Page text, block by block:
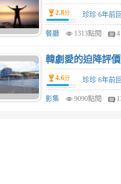
2.8分 珍珍 6年前
餐廳 1313點閱
韓劇愛的迫降評
4.6分 珍珍 6年前
影集 9090點閱